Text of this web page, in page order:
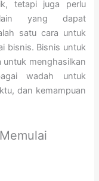
tetapi juga perlu
lain yang dapat
satu cara untuk
bisnis. Bisnis untuk
untuk menghasilkan
wadah untuk
dan kemampuan